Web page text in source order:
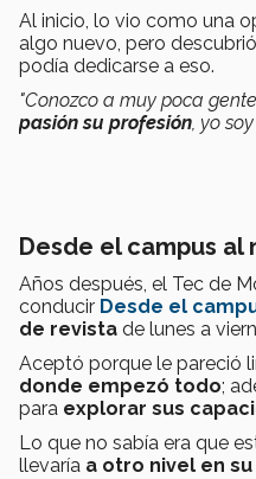
Al inicio, lo vio como una
algo nuevo, pero
podía dedicarse a eso.
"Conozco a muy poca
pasión su profesión, yo
Desde el campus al
Años después, el Tec de
conducir Desde el
de revista de lunes a
Aceptó porque le pareció
donde empezó todo;
para explorar sus
Lo que no sabía era que
llevaría a otro nivel en